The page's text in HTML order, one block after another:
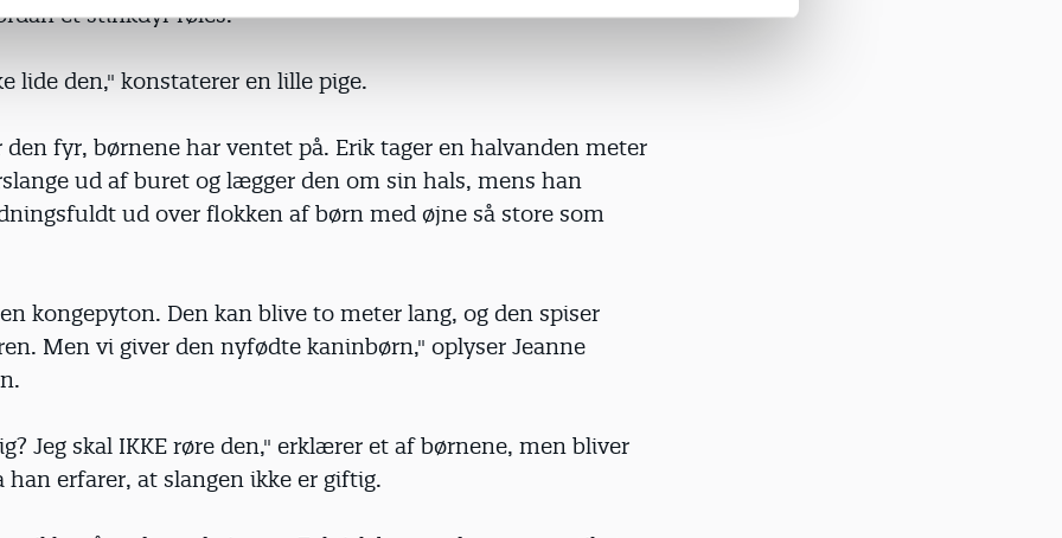
et stinkdyr føles.
lide den," konstaterer en lille pige.
den fyr, børnene har ventet på. Erik tager en halvanden meter
ud af buret og lægger den om sin hals, mens han
ud over flokken af børn med øjne så store som
kongepyton. Den kan blive to meter lang, og den spiser
Men vi giver den nyfødte kaninbørn," oplyser Jeanne
Jeg skal IKKE røre den," erklærer et af børnene, men bliver
han erfarer, at slangen ikke er giftig.